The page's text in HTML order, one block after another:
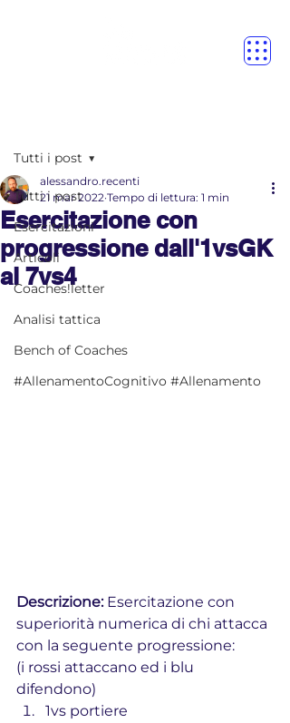
Tutti i post
Esercitazioni
Articoli
Coaches!letter
Analisi tattica
Bench of Coaches
#AllenamentoCognitivo #Allenamento
Tutti i post
Esercitazione con
progressione dall'1vsGK
al 7vs4
alessandro.recenti
21 mar 2022 Tempo di lettura: 1 min
Descrizione: Esercitazione con
superiorità numerica di chi attacca
con la seguente progressione:
(i rossi attaccano ed i blu
difendono)
1vs portiere